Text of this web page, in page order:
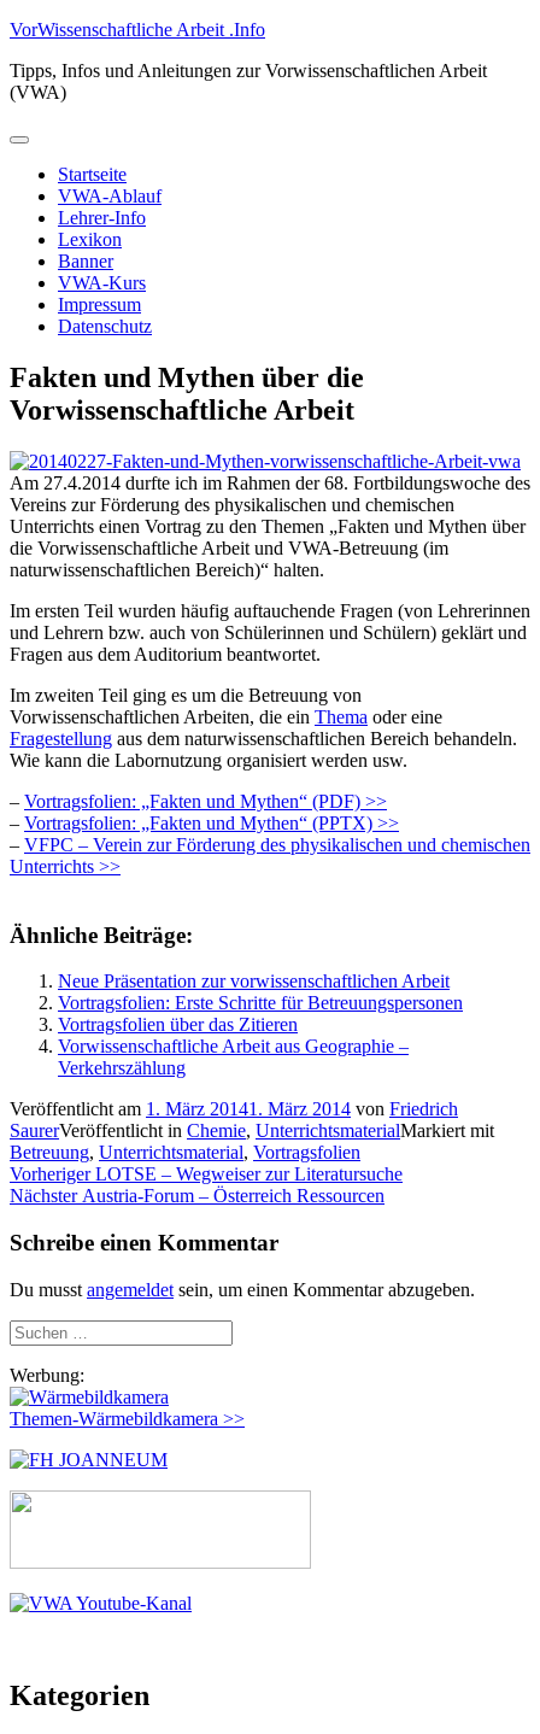
Zum
springen
VorWissenschaftliche Arbeit .Info
Tipps, Infos und Anleitungen zur Vorwissenschaftlichen Arbeit
(VWA)
Primäres
Startseite
VWA-Ablauf
Lehrer-Info
Lexikon
Banner
VWA-Kurs
Impressum
Datenschutz
Fakten und Mythen über die
Vorwissenschaftliche Arbeit
Am 27.4.2014 durfte ich im Rahmen der 68. Fortbildungswoche des
Vereins zur Förderung des physikalischen und chemischen
Unterrichts einen Vortrag zu den Themen „Fakten und Mythen über
die Vorwissenschaftliche Arbeit und VWA-Betreuung (im
naturwissenschaftlichen Bereich)“ halten.
Im ersten Teil wurden häufig auftauchende Fragen (von Lehrerinnen
und Lehrern bzw. auch von Schülerinnen und Schülern) geklärt und
Fragen aus dem Auditorium beantwortet.
Im zweiten Teil ging es um die Betreuung von
Vorwissenschaftlichen Arbeiten, die ein Thema oder eine
Fragestellung aus dem naturwissenschaftlichen Bereich behandeln.
Wie kann die Labornutzung organisiert werden usw.
– Vortragsfolien: „Fakten und Mythen“ (PDF) >>
– Vortragsfolien: „Fakten und Mythen“ (PPTX) >>
– VFPC – Verein zur Förderung des physikalischen und chemischen
Unterrichts >>
Ähnliche Beiträge:
Neue Präsentation zur vorwissenschaftlichen Arbeit
Vortragsfolien: Erste Schritte für Betreuungspersonen
Vortragsfolien über das Zitieren
Vorwissenschaftliche Arbeit aus Geographie –
Verkehrszählung
Veröffentlicht am 1. März 20141. März 2014 von Friedrich
SaurerVeröffentlicht in Chemie, UnterrichtsmaterialMarkiert mit
Betreuung, Unterrichtsmaterial, Vortragsfolien
Beitragsnavigation
Vorheriger Vorheriger
Beitrag:
LOTSE – Wegweiser zur Literatursuche
Nächster Nächster
Austria-Forum – Österreich Ressourcen
Schreibe einen Kommentar
Du musst angemeldet sein, um einen Kommentar abzugeben.
Suchen
nach:
Werbung:
Themen-Wärmebildkamera >>
Kategorien